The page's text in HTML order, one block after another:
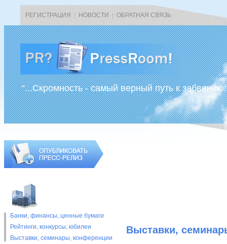
РЕГИСТРАЦИЯ НОВОСТИ ОБРАТНАЯ СВЯЗЬ
“...Скромность - самый верный путь к
Банки, финансы, ценные бумаги
Рейтинги, конкурсы, юбилеи
Выставки, cеминары, конференции
Выставки,